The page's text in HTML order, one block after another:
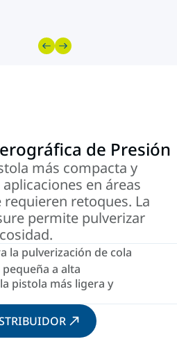
de Presión
más compacta y
en áreas
retoques. La
permite pulverizar
la pulverización de cola
a alta
pistola más ligera y